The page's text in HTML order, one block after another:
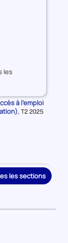
les
à l'emploi
, Données
T2 2025
les sections